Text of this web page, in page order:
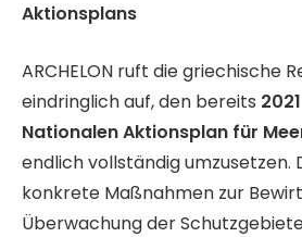
Aktionsplans
ARCHELON ruft die griechische
eindringlich auf, den bereits
Nationalen Aktionsplan für
endlich vollständig umzusetzen.
konkrete Maßnahmen zur
Überwachung der